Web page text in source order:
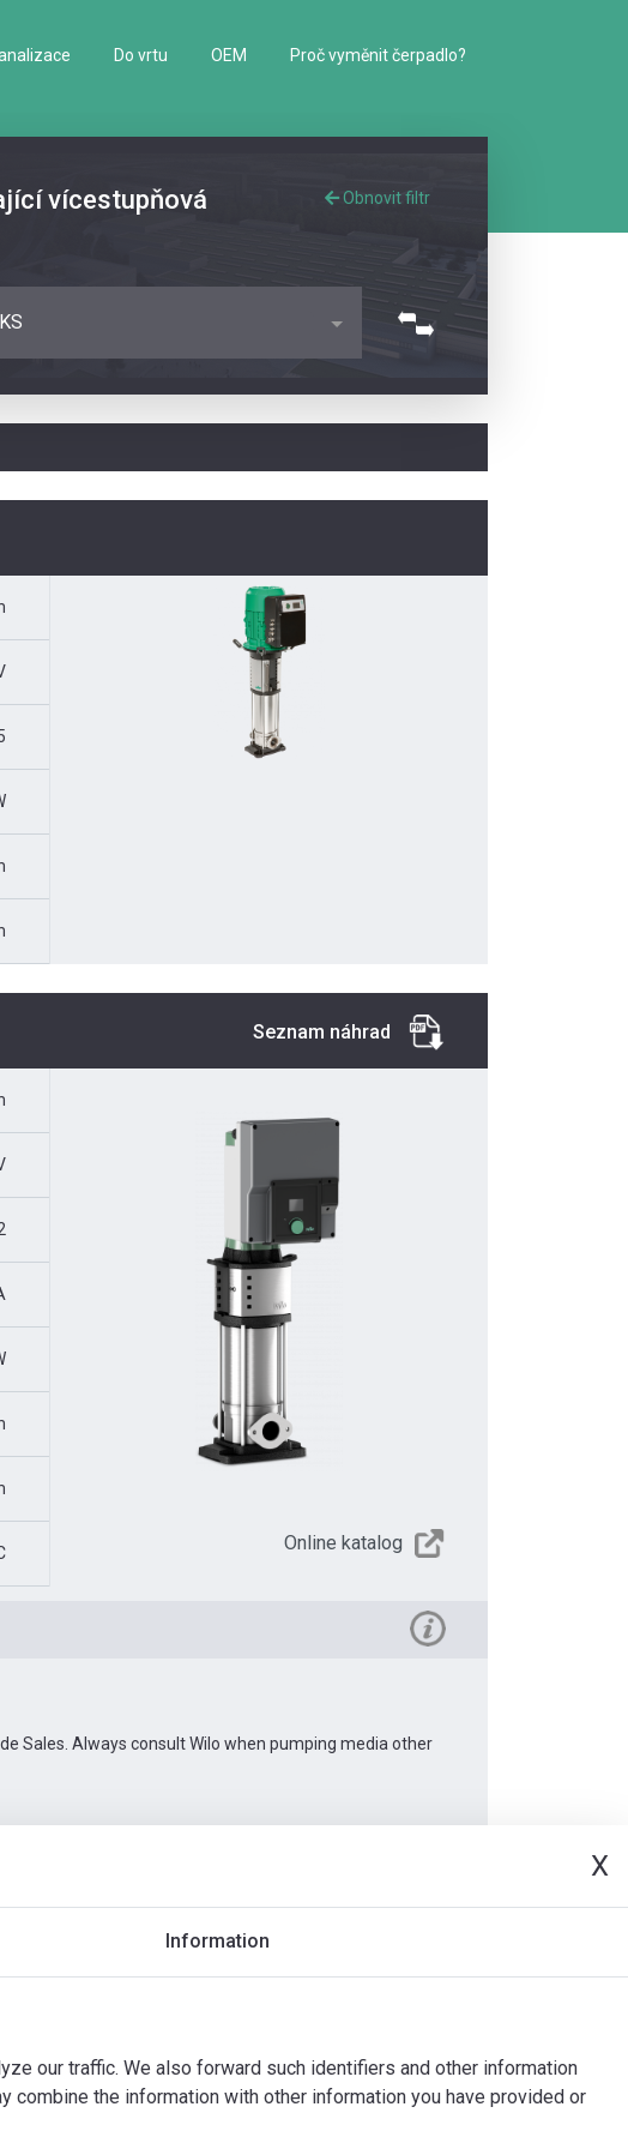
X
Information
our traffic. We also forward such identifiers and other information
the information with other information you have provided or
Do vrtu OEM Proč vyměnit čerpadlo?
vícestupňová
Obnovit filtr
Seznam náhrad
Online katalog
Sales. Always consult Wilo when pumping media other